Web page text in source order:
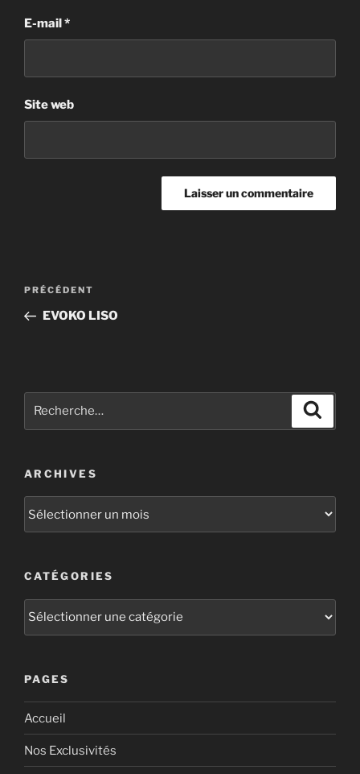
E-mail *
Site web
PRÉCÉDENT
EVOKO LISO
ARCHIVES
CATÉGORIES
PAGES
Accueil
Nos Exclusivités